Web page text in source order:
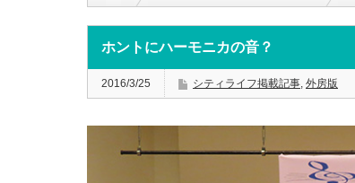
ホントにハーモニカの音？
2016/3/25 シティライフ掲載記事, 外房版